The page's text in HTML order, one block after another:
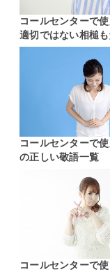
コールセンターで
適切ではない相槌
コールセンターで
の正しい敬語一覧
コールセンターで